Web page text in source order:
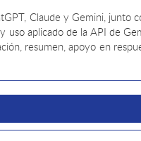
Claude y Gemini, junto
uso aplicado de la API de
resumen, apoyo en